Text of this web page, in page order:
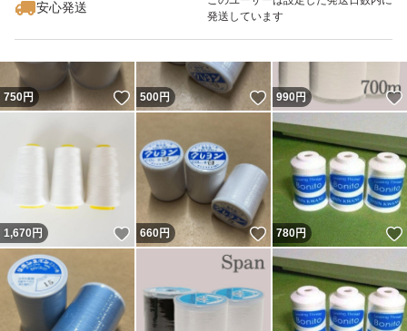
安心発送
発送しています
750円 いいね！
500円 いいね！
990円
1,670 円 いいね！
660円 いいね！
780円